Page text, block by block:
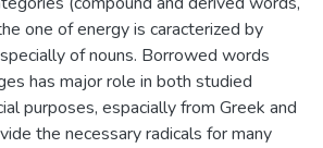
one of energy is caracterized by
of nouns. Borrowed words
has major role in both studied
purposes, espacially from Greek and
the necessary radicals for many